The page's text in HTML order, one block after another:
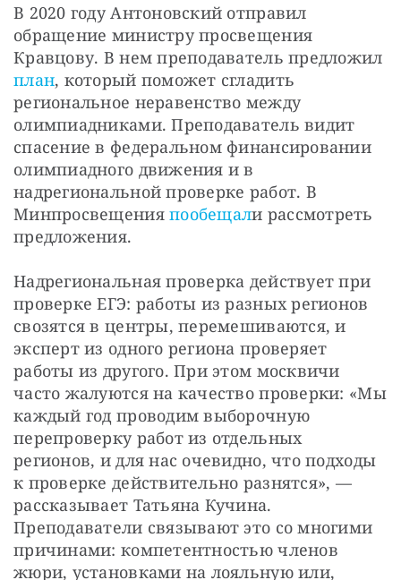
В 2020 году Антоновский отправил
обращение министру просвещения
Кравцову. В нем преподаватель предложил
план, который поможет сгладить
региональное неравенство между
олимпиадниками. Преподаватель видит
спасение в федеральном финансировании
олимпиадного движения и в
надрегиональной проверке работ. В
Минпросвещения пообещали рассмотреть
предложения.
Надрегиональная проверка действует при
проверке ЕГЭ: работы из разных регионов
свозятся в центры, перемешиваются, и
эксперт из одного региона проверяет
работы из другого. При этом москвичи
часто жалуются на качество проверки: «Мы
каждый год проводим выборочную
перепроверку работ из отдельных
регионов, и для нас очевидно, что подходы
к проверке действительно разнятся», —
рассказывает Татьяна Кучина.
Преподаватели связывают это со многими
причинами: компетентностью членов
жюри, установками на лояльную или,